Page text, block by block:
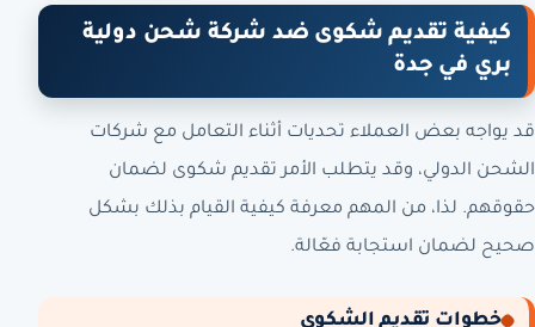
كيفية تقديم شكوى ضد شركة شحن دولية
بري في جدة
قد يواجه بعض العملاء تحديات أثناء التعامل مع شركات
الشحن الدولي، وقد يتطلب الأمر تقديم شكوى لضمان
حقوقهم. لذا، من المهم معرفة كيفية القيام بذلك بشكل
صحيح لضمان استجابة فعّالة.
خطوات تقديم الشكوى